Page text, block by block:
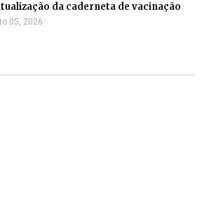
da caderneta de vacinação
05, 2026